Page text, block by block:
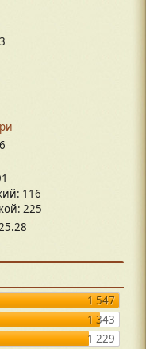
116
225
1 547
1 343
1 229